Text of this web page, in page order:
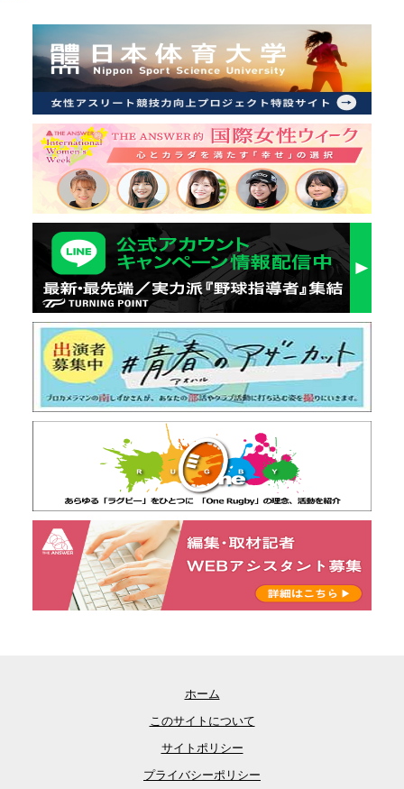
ホーム
このサイトについて
サイトポリシー
プライバシーポリシー